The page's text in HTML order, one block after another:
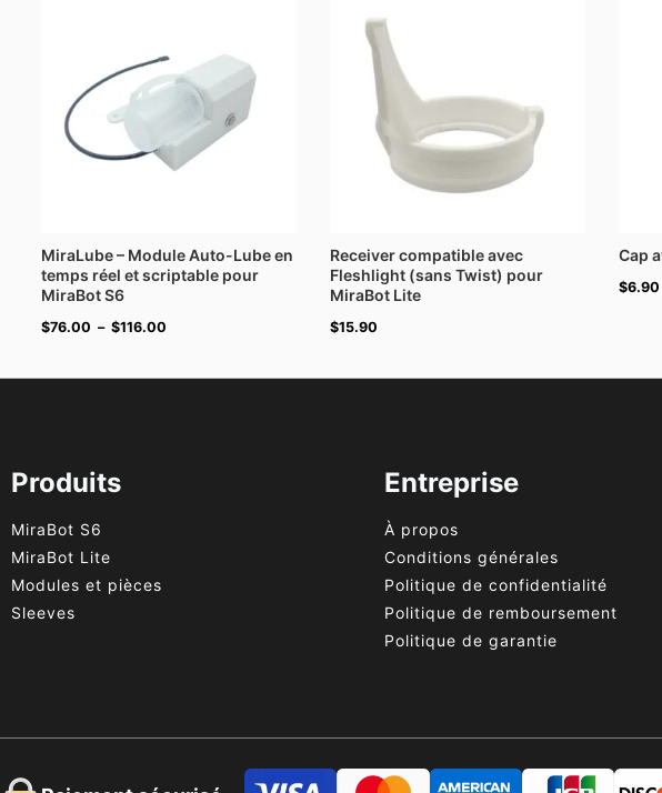
MiraLube – Module Auto-Lube en
temps réel et scriptable pour
MiraBot S6
$76.00 – $116.00
$116.00
Receiver compatible avec
Fleshlight (sans Twist) pour
MiraBot Lite
$15.90
Cap
$6.90
Produits
MiraBot S6
MiraBot Lite
Modules et pièces
Sleeves
Entreprise
À propos
Conditions générales
Politique de confidentialité
Politique de remboursement
Politique de garantie